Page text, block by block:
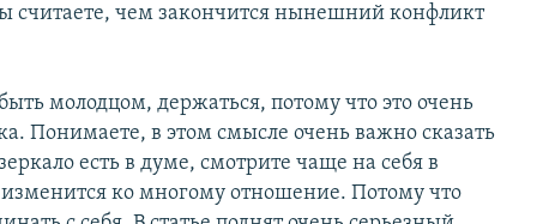
считаете, чем закончится нынешний конфликт
молодцом, держаться, потому что это очень
Понимаете, в этом смысле очень важно сказать
есть в думе, смотрите чаще на себя в
ко многому отношение. Потому что